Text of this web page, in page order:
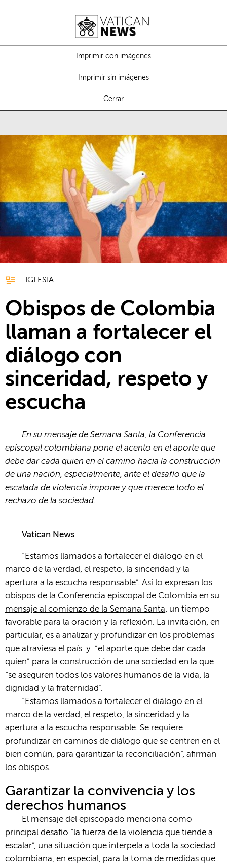
Imprimir con imágenes
Imprimir sin imágenes
Cerrar
IGLESIA
Obispos de Colombia
llaman a fortalecer el
diálogo con
sinceridad, respeto y
escucha
En su mensaje de Semana Santa, la Conferencia
episcopal colombiana pone el acento en el aporte que
debe dar cada quien en el camino hacia la construcción
de una nación, especialmente, ante el desafío que la
escalada de violencia impone y que merece todo el
rechazo de la sociedad.
Vatican News
“Estamos llamados a fortalecer el diálogo en el
marco de la verdad, el respeto, la sinceridad y la
apertura a la escucha responsable”. Así lo expresan los
obispos de la Conferencia episcopal de Colombia en su
mensaje al comienzo de la Semana Santa, un tiempo
favorable para la oración y la reflexión. La invitación, en
particular, es a analizar y profundizar en los problemas
que atraviesa el país y “el aporte que debe dar cada
quien” para la construcción de una sociedad en la que
“se aseguren todos los valores humanos de la vida, la
dignidad y la fraternidad”.
“Estamos llamados a fortalecer el diálogo en el
marco de la verdad, el respeto, la sinceridad y la
apertura a la escucha responsable. Se requiere
profundizar en caminos de diálogo que se centren en el
bien común, para garantizar la reconciliación”, afirman
los obispos.
Garantizar la convivencia y los
derechos humanos
El mensaje del episcopado menciona como
principal desafío “la fuerza de la violencia que tiende a
escalar”, una situación que interpela a toda la sociedad
colombiana, en especial, para la toma de medidas que